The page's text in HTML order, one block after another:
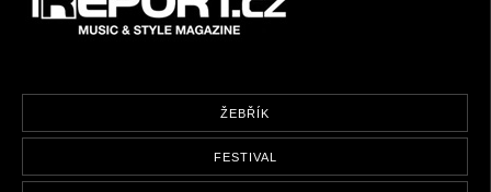
ŽEBŘÍK
FESTIVAL